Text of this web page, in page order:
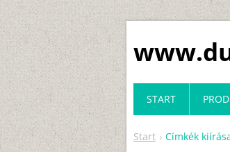
Start Címkék
START